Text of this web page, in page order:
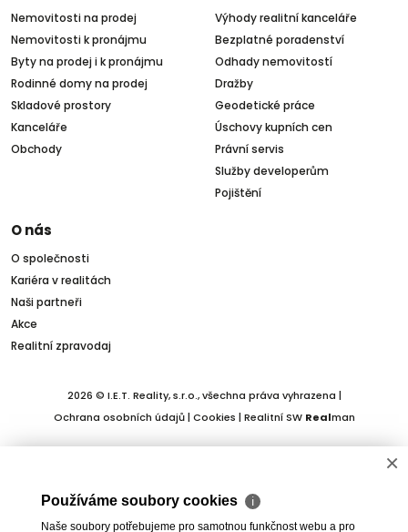
Nemovitosti na prodej
Nemovitosti k pronájmu
Byty na prodej i k pronájmu
Rodinné domy na prodej
Skladové prostory
Kanceláře
Obchody
Výhody realitní kanceláře
Bezplatné poradenství
Odhady nemovitostí
Dražby
Geodetické práce
Úschovy kupních cen
Právní servis
Služby developerům
Pojištění
O nás
O společnosti
Kariéra v realitách
Naši partneři
Akce
Realitní zpravodaj
2026 © I.E.T. Reality, s.r.o., všechna práva vyhrazena |
Ochrana osobních údajů| Cookies | Realitní SW Realman
×
Používáme soubory cookies ℹ
Naše soubory potřebujeme pro samotnou funkčnost webu a pro